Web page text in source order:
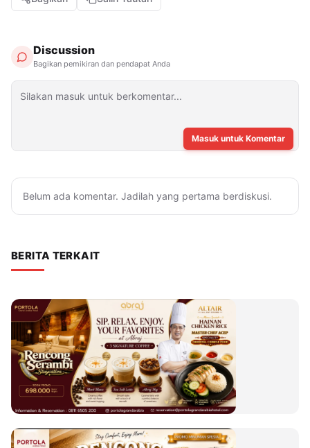
Discussion
Bagikan pemikiran dan pendapat Anda
Masuk untuk Komentar
Belum ada komentar. Jadilah yang pertama berdiskusi.
BERITA TERKAIT